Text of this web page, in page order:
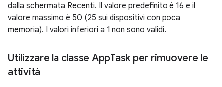
dalla schermata Recenti. Il valore predefinito è 16 e il
valore massimo è 50 (25 sui dispositivi con poca
memoria). I valori inferiori a 1 non sono validi.
Utilizzare la classe AppTask per rimuovere le
attività